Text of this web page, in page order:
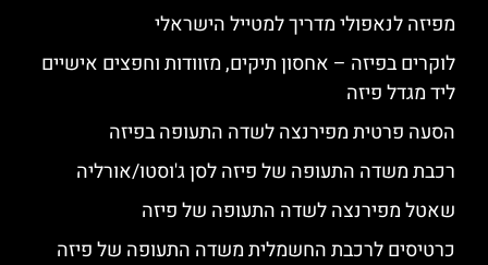
מפיזה לנאפולי מדריך למטייל הישראלי
לוקרים בפיזה – אחסון תיקים, מזוודות וחפצים אישיים
ליד מגדל פיזה
הסעה פרטית מפירנצה לשדה התעופה בפיזה
רכבת משדה התעופה של פיזה לסן ג'וסטו/אורליה
שאטל מפירנצה לשדה התעופה של פיזה
כרטיסים לרכבת החשמלית משדה התעופה של פיזה